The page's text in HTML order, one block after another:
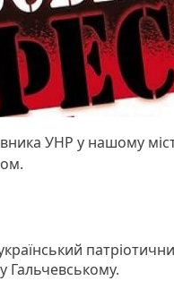
УНР у нашому
Гальчевському.